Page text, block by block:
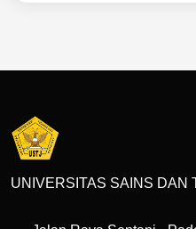
UNIVERSITAS SAINS DAN